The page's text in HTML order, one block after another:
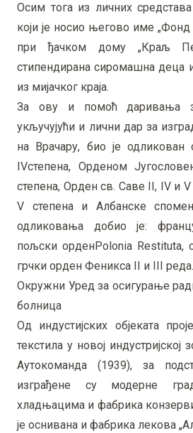
Осим тога из личних
који је носио његово име
при ђачком дому „Краљ
стипендирана сиромашна деца
из мијачког краја.
За ову и помоћ даривања
укључујући и лични дар за
на Врачару, био је
IVстепена, Орденом
степена, Орден св. Саве II, IV и
V степенa и Aлбанскe
одликовања добио је:
пољски орденPolonia Restituta,
грчки орден Феникса II и III реда.
Oкружни Уред за осигурање
болница
Од индустијских објеката
текстила у новој
Аутокоманда (1939), за
изграђене су модерне
хладњацима и фабрика
је оснивана и фабрика лекова